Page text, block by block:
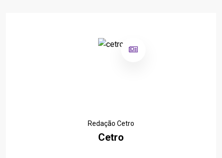
Redação Cetro
Cetro